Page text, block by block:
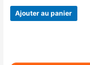
Ajouter au panier